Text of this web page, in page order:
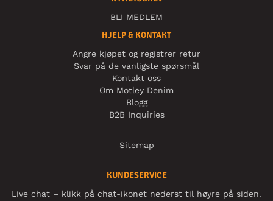
BLI MEDLEM
HJELP & KONTAKT
Angre kjøpet og registrer retur
Svar på de vanligste spørsmål
Kontakt oss
Om Motley Denim
Blogg
B2B Inquiries
Sitemap
KUNDESERVICE
Live chat – klikk på chat-ikonet nederst til høyre på siden.